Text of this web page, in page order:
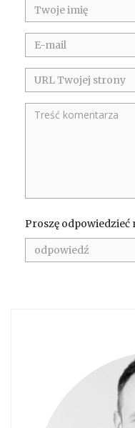
Proszę odpowiedzieć